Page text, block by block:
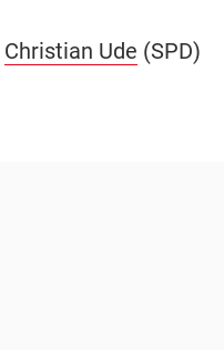
Christian Ude (SPD)